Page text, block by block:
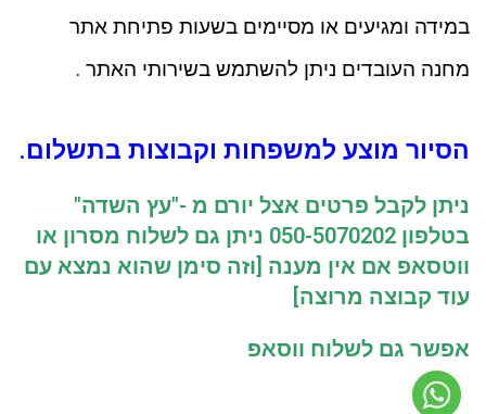
במידה ומגיעים או מסיימים בשעות פתיחת אתר
מחנה העובדים ניתן להשתמש בשירותי האתר .
הסיור מוצע למשפחות וקבוצות בתשלום.
ניתן לקבל פרטים אצל יורם מ -"עץ השדה"
בטלפון 050-5070202 ניתן גם לשלוח מסרון או
ווטסאפ אם אין מענה [וזה סימן שהוא נמצא עם
עוד קבוצה מרוצה]
אפשר גם לשלוח ווסאפ